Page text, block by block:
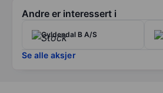
Andre er interessert i
Gyldendal B A/S
Se alle aksjer